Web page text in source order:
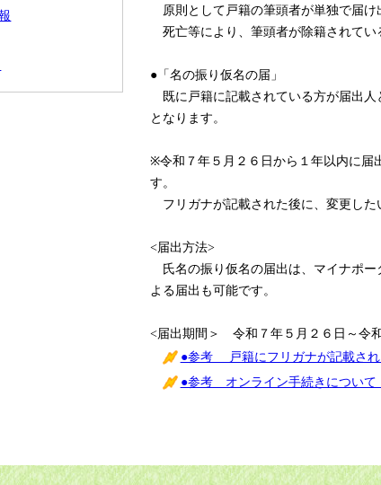
原則として戸籍の筆頭者が単独で届け
死亡等により、筆頭者が除籍されてい
●「名の振り仮名の届」
既に戸籍に記載されている方が届出人
となります。
※令和７年５月２６日から１年以内に届
す。
フリガナが記載された後に、変更した
<届出方法>
氏名の振り仮名の届出は、マイナポー
よる届出も可能です。
<届出期間＞ 令和７年５月２６日～令
●参考 戸籍にフリガナが記載され
●参考 オンライン手続きについて